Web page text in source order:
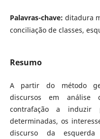
Palavras-chave: ditadura
conciliação de classes,
Resumo
A partir do método
discursos em análise
contrafação a induzir
determinadas, os
discurso da